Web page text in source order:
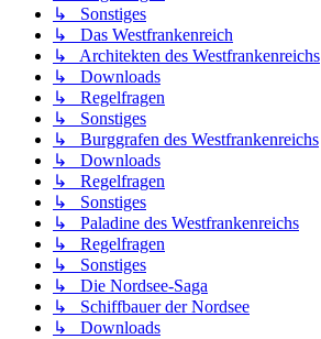
↳ Sonstiges
↳ Das Westfrankenreich
↳ Architekten des Westfrankenreichs
↳ Downloads
↳ Regelfragen
↳ Sonstiges
↳ Burggrafen des Westfrankenreichs
↳ Downloads
↳ Regelfragen
↳ Sonstiges
↳ Paladine des Westfrankenreichs
↳ Regelfragen
↳ Sonstiges
↳ Die Nordsee-Saga
↳ Schiffbauer der Nordsee
↳ Downloads